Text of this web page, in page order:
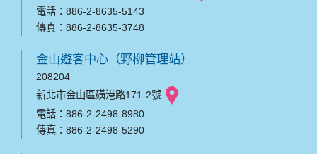
電話：886-2-8635-5143
傳真：886-2-8635-3748
金山遊客中心（野柳管理站）
208204
新北市金山區磺港路171-2號
電話：886-2-2498-8980
傳真：886-2-2498-5290